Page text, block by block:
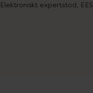
Elektroniskt expertstöd, EES